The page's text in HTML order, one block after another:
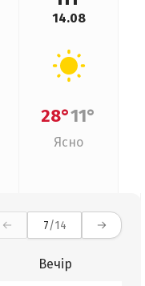
14.08
28°11°
Ясно
7/14
Вечір